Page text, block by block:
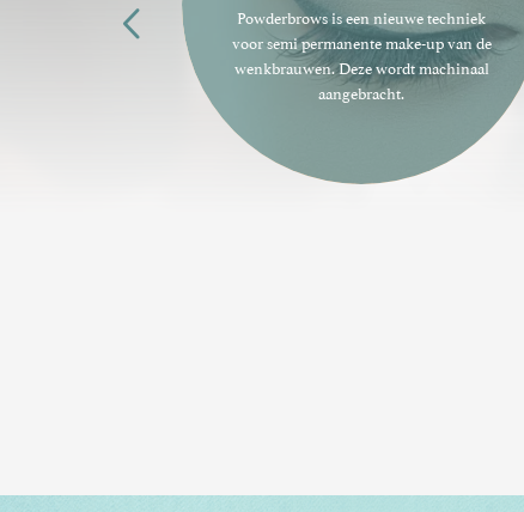
Microblading is een
hairstroketechniek voor semi
permanente make-up die manueel
wordt aangebracht.